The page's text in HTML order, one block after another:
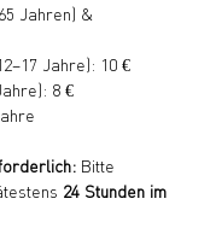
65 Jahren) &
Jahre): 10 €
Jahre): 8 €
Bitte
24 Stunden im